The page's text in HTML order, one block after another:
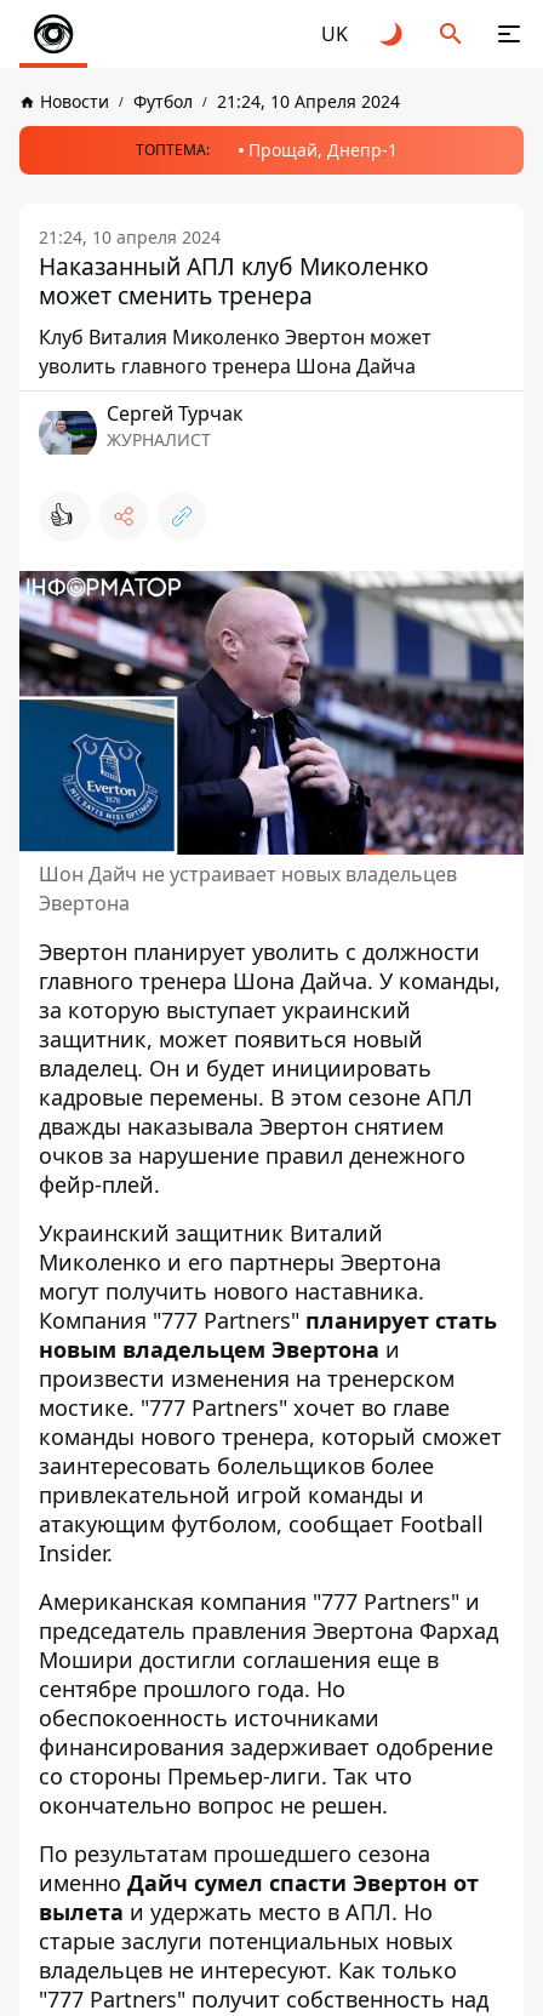
UK
Новости Футбол 21:24, 10 Апреля 2024
ТОПТЕМА: Прощай, Днепр-1
21:24, 10 апреля 2024
Наказанный АПЛ клуб Миколенко
может сменить тренера
Клуб Виталия Миколенко Эвертон может
уволить главного тренера Шона Дайча
Сергей Турчак
ЖУРНАЛИСТ
👍
Шон Дайч не устраивает новых владельцев
Эвертона
Эвертон планирует уволить с должности
главного тренера Шона Дайча. У команды,
за которую выступает украинский
защитник, может появиться новый
владелец. Он и будет инициировать
кадровые перемены. В этом сезоне АПЛ
дважды наказывала Эвертон снятием
очков за нарушение правил денежного
фейр-плей.
Украинский защитник Виталий
Миколенко и его партнеры Эвертона
могут получить нового наставника.
Компания "777 Partners" планирует стать
новым владельцем Эвертона и
произвести изменения на тренерском
мостике. "777 Partners" хочет во главе
команды нового тренера, который сможет
заинтересовать болельщиков более
привлекательной игрой команды и
атакующим футболом, сообщает Football
Insider.
Американская компания "777 Partners" и
председатель правления Эвертона Фархад
Мошири достигли соглашения еще в
сентябре прошлого года. Но
обеспокоенность источниками
финансирования задерживает одобрение
со стороны Премьер-лиги. Так что
окончательно вопрос не решен.
По результатам прошедшего сезона
именно Дайч сумел спасти Эвертон от
вылета и удержать место в АПЛ. Но
старые заслуги потенциальных новых
владельцев не интересуют. Как только
"777 Partners" получит собственность над